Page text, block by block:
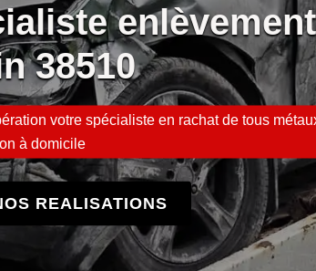
38510
votre spécialiste en rachat de tous
à domicile
REALISATIONS